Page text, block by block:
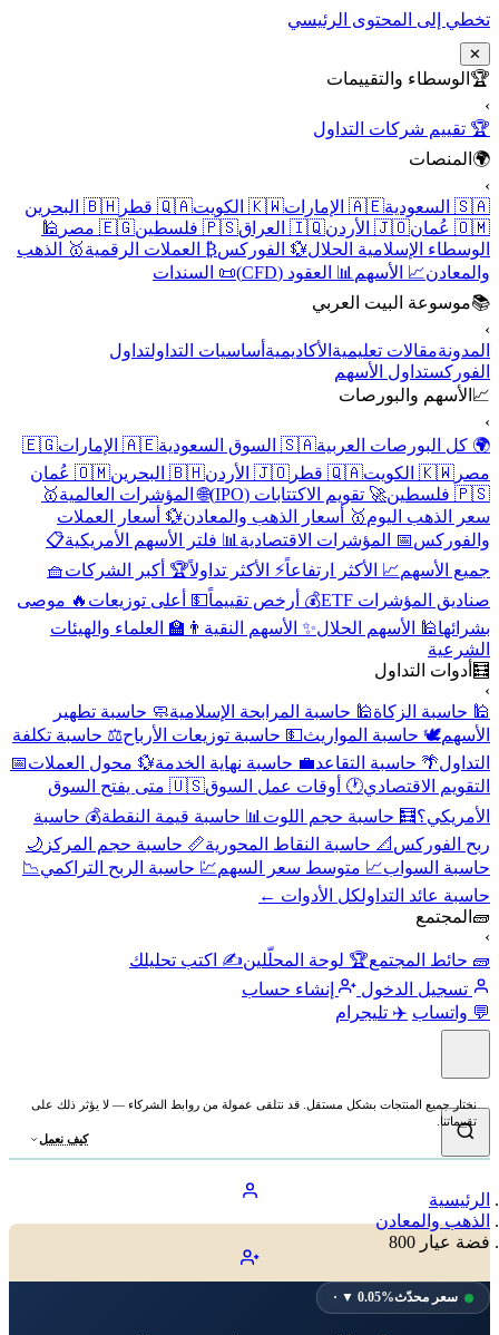
تخطي إلى المحتوى الرئيسي
✕
🏆 الوسطاء والتقييمات
›
🏆 تقييم شركات التداول
🌍 المنصات
›
🇸🇦 السعودية
🇦🇪 الإمارات 🇰🇼 الكويت 🇶🇦 قطر
🇧🇭 البحرين
🇴🇲 عُمان
🇯🇴 الأردن 🇮🇶 العراق 🇵🇸 فلسطين 🇪🇬 مصر
🕌
الوسطاء الإسلامية الحلال💱 الفوركس₿ العملات الرقمية🥇 الذهب
والمعادن📈 الأسهم 📊 العقود (CFD)
📜 السندات
📚موسوعة البيت العربي
›
المدونةمقالات تعليمية الأكاديمية أساسيات التداولتداول
الفوركستداول الأسهم
📈 الأسهم والبورصات
›
🌍 كل البورصات العربية🇸🇦 السوق السعودية 🇦🇪 الإمارات
🇪🇬
مصر 🇰🇼 الكويت 🇶🇦 قطر 🇯🇴 الأردن 🇧🇭 البحرين
🇴🇲 عُمان
🇵🇸 فلسطين
🚀 تقويم الاكتتابات (IPO) 🌐 المؤشرات العالمية🥇
سعر الذهب اليوم🥇 أسعار الذهب والمعادن💱 أسعار العملات
والفوركس📅 المؤشرات الاقتصادية 📊 فلتر الأسهم الأمريكية📋
جميع الأسهم📈 الأكثر ارتفاعاً⚡ الأكثر تداولاً🏆 أكبر الشركات🧺
صناديق المؤشرات ETF
💰 أرخص تقييماً💵 أعلى توزيعات 🔥 موصى
بشرائها🕌 الأسهم الحلال✨ الأسهم النقية 👨‍🏫 العلماء والهيئات
الشرعية
🧮 أدوات التداول
›
🕌 حاسبة الزكاة🕌 حاسبة المرابحة الإسلامية🧼 حاسبة تطهير
الأسهم🕊️ حاسبة المواريث💵 حاسبة توزيعات الأرباح⚖️ حاسبة تكلفة
التداول🌴 حاسبة التقاعد💼 حاسبة نهاية الخدمة💱 محول العملات📅
التقويم الاقتصادي🕐 أوقات عمل السوق
🇺🇸 متى يفتح السوق
الأمريكي؟🧮 حاسبة حجم اللوت 📊 حاسبة قيمة النقطة💰 حاسبة
ربح الفوركس 📐 حاسبة النقاط المحورية📏 حاسبة حجم المركز 🌙
حاسبة السواب📈 متوسط سعر السهم💹 حاسبة الربح التراكمي📉
حاسبة عائد التداولكل الأدوات ←
🧱 المجتمع
›
🧱 حائط المجتمع🏆 لوحة المحلّلين✍️ اكتب تحليلك
تسجيل الدخول
إنشاء حساب
💬 واتساب ✈️ تليجرام
نختار جميع المنتجات بشكل مستقل. قد نتلقى عمولة من روابط الشركاء — لا يؤثر ذلك على
تقييماتنا.
كيف نعمل
الرئيسية
الذهب والمعادن
فضة عيار 800
سعر محدّث· ▼ 0.05%